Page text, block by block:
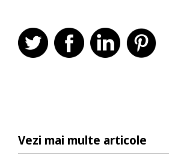
Vezi mai multe articole